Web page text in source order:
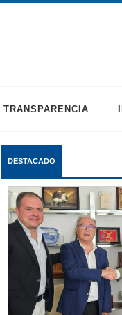
TRANSPARENCIA
DESTACADO